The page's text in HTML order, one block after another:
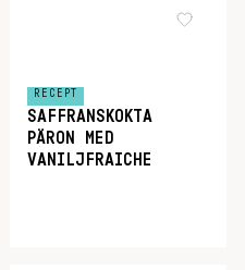
RECEPT
SAFFRANSKOKTA
PÄRON MED
VANILJFRAICHE